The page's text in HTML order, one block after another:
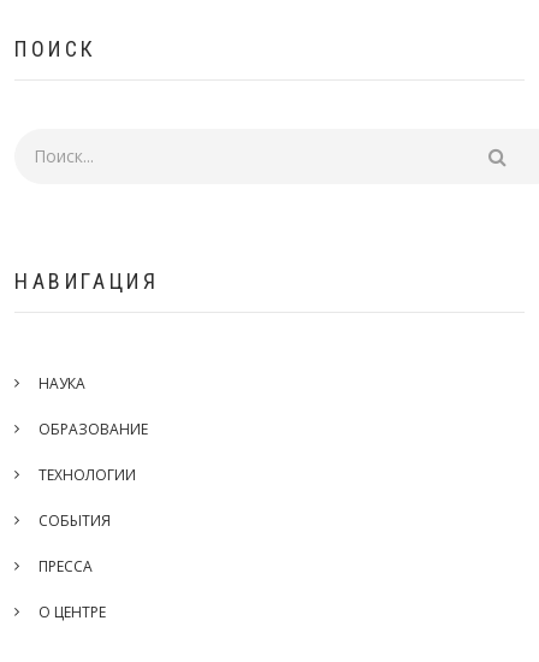
ПОИСК
НАВИГАЦИЯ
НАУКА
ОБРАЗОВАНИЕ
ТЕХНОЛОГИИ
СОБЫТИЯ
ПРЕССА
О ЦЕНТРЕ